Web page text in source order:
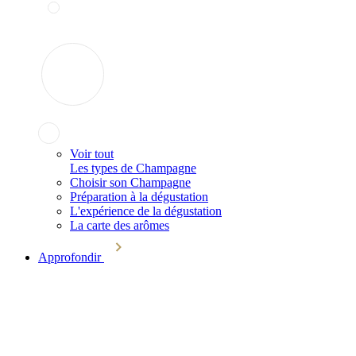
Voir tout
Les types de Champagne
Choisir son Champagne
Préparation à la dégustation
L'expérience de la dégustation
La carte des arômes
Approfondir